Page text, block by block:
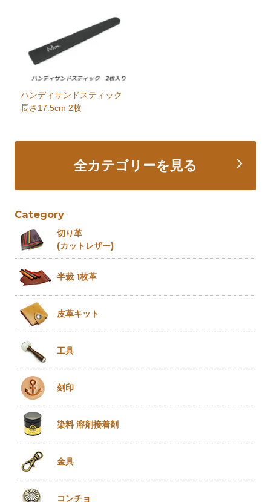
ハンディサンドスティック
長さ17.5cm 2枚
全カテゴリーを見る
Category
切り革
(カットレザー)
半裁 1枚革
皮革キット
工具
刻印
染料 溶剤接着剤
金具
コンチョ